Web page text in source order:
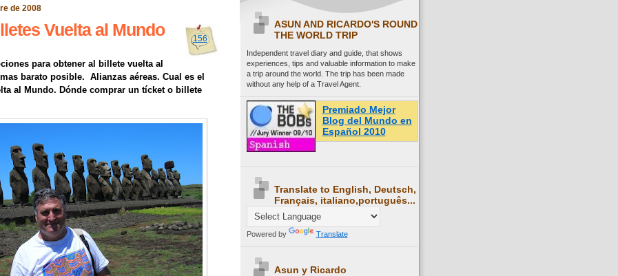
de 2008
156
Vuelta al Mundo
para obtener al billete vuelta al
barato posible. Alianzas aéreas. Cual es el
al Mundo. Dónde comprar un tícket o billete
ASUN AND RICARDO'S ROUND
THE WORLD TRIP
Independent travel diary and guide, that shows
experiences, tips and valuable information to make
a trip around the world. The trip has been made
without any help of a Travel Agent.
Premiado Mejor
Blog del Mundo en
Español 2010
Translate to English, Deutsch,
Français, italiano,português...
Powered by Translate
Asun y Ricardo